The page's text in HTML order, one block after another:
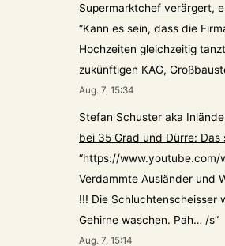
Supermarktchef verärgert,
“Kann es sein, dass die
Hochzeiten gleichzeitig
zukünftigen KAG,
Aug. 7, 15:34
Stefan Schuster aka
bei 35 Grad und Dürre:
“https://www.youtube.com/
Verdammte Ausländer und
!!! Die Schluchtenscheisser
Gehirne waschen. Pah… /s”
Aug. 7, 15:14